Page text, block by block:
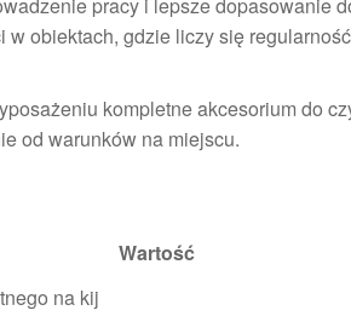
obiektach, gdzie liczy się
kompletne akcesorium do
od warunków na miejscu.
Wartość
na kij